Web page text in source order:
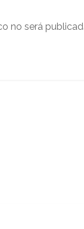
no será